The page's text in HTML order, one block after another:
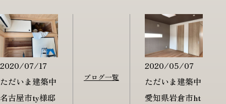
2020/07/17
ただいま建築中
名古屋市ty様邸
ブログ一覧
2020/05/07
ただいま建築中
愛知県岩倉市ht